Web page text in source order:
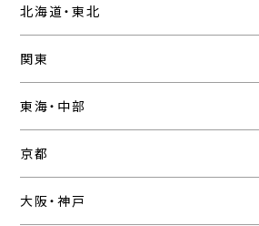
北海道・東北
関東
東海・中部
京都
大阪・神戸